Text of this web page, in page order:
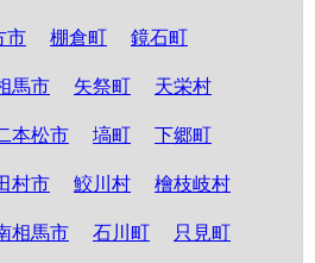
市 棚倉町 鏡石町
馬市 矢祭町 天栄村
本松市 塙町 下郷町
村市 鮫川村 檜枝岐村
相馬市 石川町 只見町